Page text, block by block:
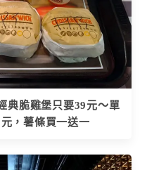
典脆雞堡只要39元～單
，薯條買一送一